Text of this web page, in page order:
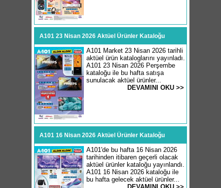
A101 23 Nisan 2026 Aktüel Ürünler Kataloğu
A101 Market 23 Nisan 2026 tarihli
aktüel ürün kataloglarını yayınladı.
A101 23 Nisan 2026 Perşembe
kataloğu ile bu hafta satışa
sunulacak aktüel ürünler...
DEVAMINI OKU >>
A101 16 Nisan 2026 Aktüel Ürünler Kataloğu
A101'de bu hafta 16 Nisan 2026
tarihinden itibaren geçerli olacak
aktüel ürünler kataloğu yayınlandı.
A101 16 Nisan 2026 kataloğu ile
bu hafta gelecek aktüel ürünler...
DEVAMINI OKU >>